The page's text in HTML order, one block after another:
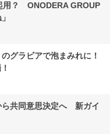
用？ ONODERA GROUP
グラビアで泡まみれに！
ら共同意思決定へ 新ガイ